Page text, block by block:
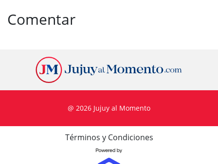
Comentar
@ 2026 Jujuy al Momento
Términos y Condiciones